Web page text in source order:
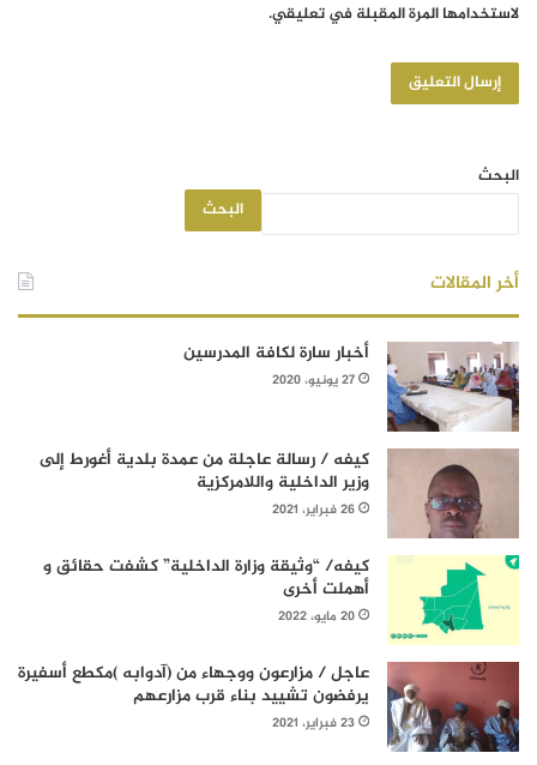
لاستخدامها المرة المقبلة في تعليقي.
البحث
البحث
أخر المقالات
أخبار سارة لكافة المدرسين
27 يونيو، 2020
كيفه / رسالة عاجلة من عمدة بلدية أغورط إلى
وزير الداخلية واللامركزية
26 فبراير، 2021
كيفه/ “وثيقة وزارة الداخلية” كشفت حقائق و
أهملت أخرى
20 مايو، 2022
عاجل / مزارعون ووجهاء من (آدوابه )مكطع أسفيرة
يرفضون تشييد بناء قرب مزارعهم
23 فبراير، 2021